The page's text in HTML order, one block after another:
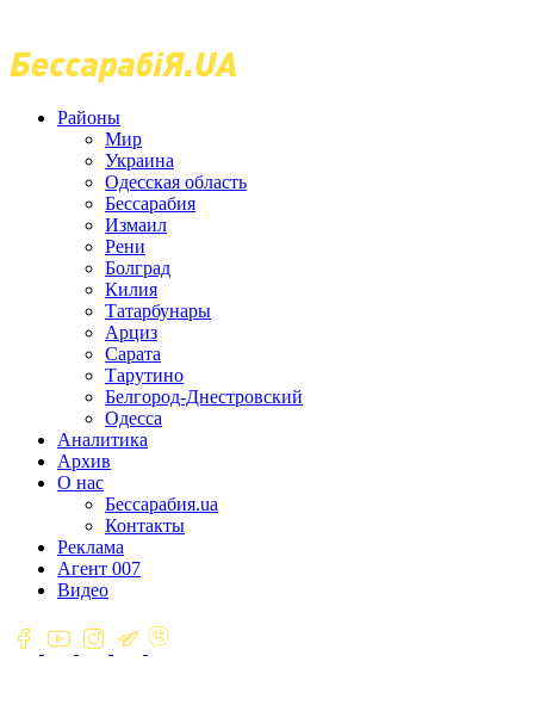
Районы
Мир
Украина
Одесская область
Бессарабия
Измаил
Рени
Болград
Килия
Татарбунары
Арциз
Сарата
Тарутино
Белгород-Днестровский
Одесса
Аналитика
Архив
О нас
Бессарабия.ua
Контакты
Реклама
Агент 007
Видео